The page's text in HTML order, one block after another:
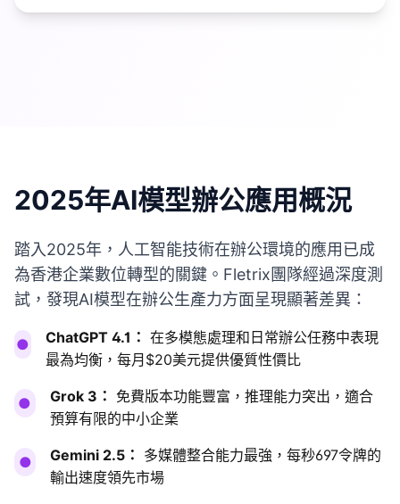
2025年AI模型辦公應用概況
踏入2025年，人工智能技術在辦公環境的應用已成
為香港企業數位轉型的關鍵。Fletrix團隊經過深度測
試，發現AI模型在辦公生產力方面呈現顯著差異：
● ChatGPT 4.1： 在多模態處理和日常辦公任務中表現
最為均衡，每月$20美元提供優質性價比
● Grok 3： 免費版本功能豐富，推理能力突出，適合
預算有限的中小企業
● Gemini 2.5： 多媒體整合能力最強，每秒697令牌的
輸出速度領先市場